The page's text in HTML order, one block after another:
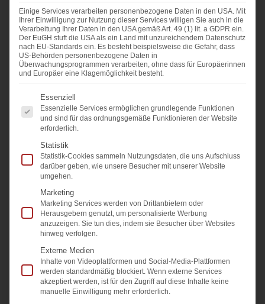
Der erste Eindruck zählt. Bei uns darf es auch
der Zweite sein und wenn Sie möchten, auch
der Dritte. Die gepflegte Fassade eines
Firmengebäudes gehört mit zur Visitenkarte
eines Unternehmens. Gepflegte Außenanlagen
Und wenn sich jemand darum kümmert, dann
ist es ihm auch etwas wert. Wir bieten ihnen
Reinigungen in Bochum und Umgebung an,
denen es an Sorgfalt und Professionalität nicht
fehlt. Gerne stellen wir Ihnen einige unserer
einer Übersicht vor:
Einige Services verarbeiten personenbezogene Daten in den USA. Mit
Ihrer Einwilligung zur Nutzung dieser Services willigen Sie auch in die
Verarbeitung Ihrer Daten in den USA gemäß Art. 49 (1) lit. a GDPR ein.
Der EuGH stuft die USA als ein Land mit unzureichendem Datenschutz
nach EU-Standards ein. Es besteht beispielsweise die Gefahr, dass
US-Behörden personenbezogene Daten in
Überwachungsprogrammen verarbeiten, ohne dass für Europäerinnen
und Europäer eine Klagemöglichkeit besteht.
Es folgt eine Liste der Service-Gruppen,
Essenziell
Essenzielle Services ermöglichen grundlegende Funktionen
und sind für das ordnungsgemäße Funktionieren der Website
erforderlich.
Statistik
Statistik-Cookies sammeln Nutzungsdaten, die uns Aufschluss
darüber geben, wie unsere Besucher mit unserer Website
umgehen.
Marketing
Marketing Services werden von Drittanbietern oder
Herausgebern genutzt, um personalisierte Werbung
anzuzeigen. Sie tun dies, indem sie Besucher über Websites
hinweg verfolgen.
Externe Medien
Inhalte von Videoplattformen und Social-Media-Plattformen
werden standardmäßig blockiert. Wenn externe Services
akzeptiert werden, ist für den Zugriff auf diese Inhalte keine
manuelle Einwilligung mehr erforderlich.